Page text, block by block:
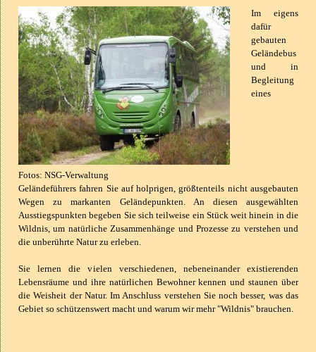
Fotos: NSG-Verwaltung
Im eigens
dafür
gebauten
Geländebus
und in
Begleitung
eines
Geländeführers fahren Sie auf holprigen, größtenteils nicht ausgebauten
Wegen zu markanten Geländepunkten. An diesen ausgewählten
Ausstiegspunkten begeben Sie sich teilweise ein Stück weit hinein in die
Wildnis, um natürliche Zusammenhänge und Prozesse zu verstehen und
die unberührte Natur zu erleben.
Sie lernen die vielen verschiedenen, nebeneinander existierenden
Lebensräume und ihre natürlichen Bewohner kennen und staunen über
die Weisheit der Natur. Im Anschluss verstehen Sie noch besser, was das
Gebiet so schützenswert macht und warum wir mehr "Wildnis" brauchen.